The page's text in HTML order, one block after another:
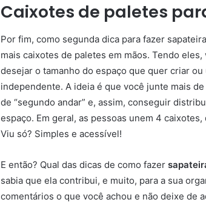
Caixotes de paletes
Por fim, como segunda dica para fazer
mais caixotes de paletes em mãos. Tendo
desejar o tamanho do espaço que quer criar
independente. A ideia é que você junte mais
de “segundo andar” e, assim, conseguir
espaço. Em geral, as pessoas unem 4
Viu só? Simples e acessível!
E então? Qual das dicas de como fazer
sabia que ela contribui, e muito, para a sua
comentários o que você achou e não deixe de